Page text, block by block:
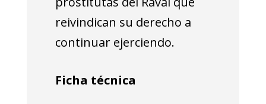
reivindican su derecho a
continuar ejerciendo.
Ficha técnica